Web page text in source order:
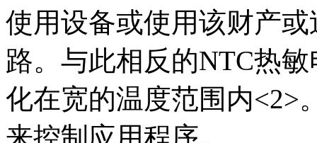
使用设备或使用该财产
路。与此相反的NTC热
化在宽的温度范围内<2>
来控制应用程序。